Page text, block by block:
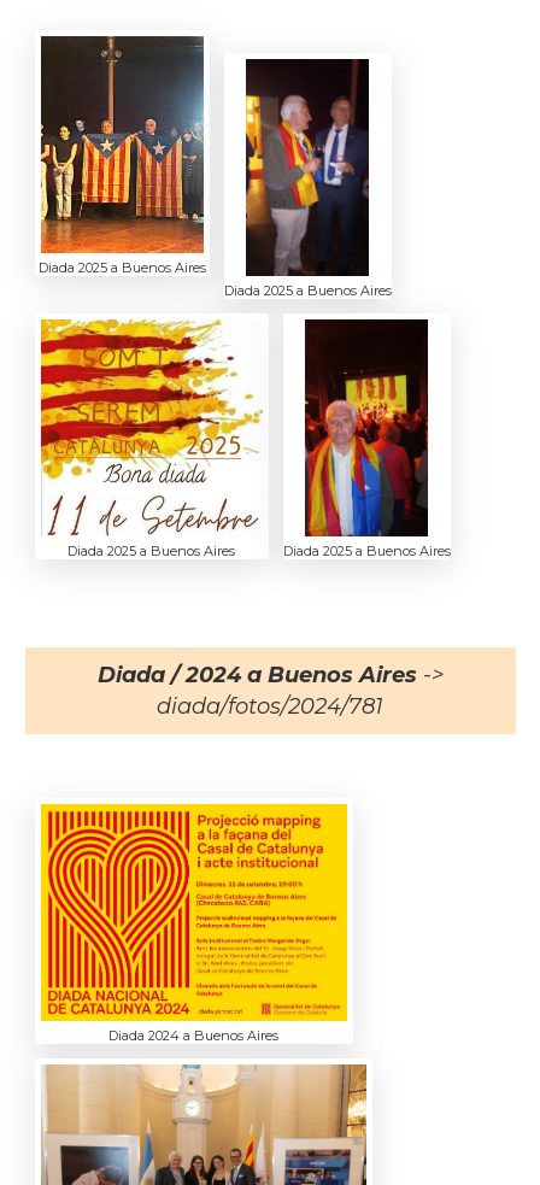
Diada 2025 a Buenos Aires
Diada 2025 a Buenos Aires
Diada 2025 a Buenos Aires Diada 2025 a Buenos Aires
Diada / 2024 a Buenos Aires ->
diada/fotos/2024/781
Diada 2024 a Buenos Aires